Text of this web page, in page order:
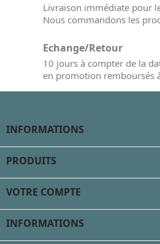
Livraison immédiate pour
Nous commandons les
Echange/Retour
10 jours à compter de la
en promotion remboursés
INFORMATIONS
PRODUITS
VOTRE COMPTE
INFORMATIONS